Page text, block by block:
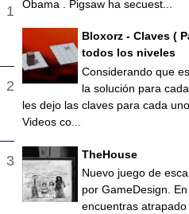
Obama . Pigsaw ha secuest...
Bloxorz - Claves (
todos los niveles
Considerando que
la solución para
les dejo las claves para cada
Videos co...
TheHouse
Nuevo juego de
por GameDesign.
encuentras